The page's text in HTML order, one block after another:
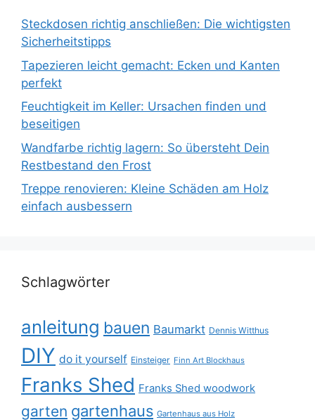
Steckdosen richtig anschließen: Die wichtigsten
Sicherheitstipps
Tapezieren leicht gemacht: Ecken und Kanten
perfekt
Feuchtigkeit im Keller: Ursachen finden und
beseitigen
Wandfarbe richtig lagern: So übersteht Dein
Restbestand den Frost
Treppe renovieren: Kleine Schäden am Holz
einfach ausbessern
Schlagwörter
anleitung bauen Baumarkt Dennis Witthus
DIY do it yourself Einsteiger Finn Art Blockhaus
Franks Shed Franks Shed woodwork
garten gartenhaus Gartenhaus aus Holz